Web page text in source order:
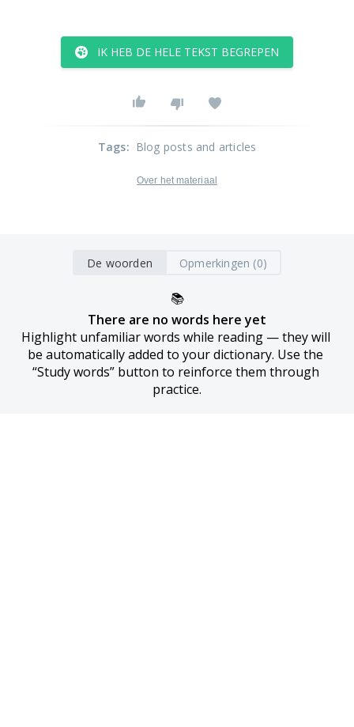
IK HEB DE HELE TEKST BEGREPEN
Tags: Blog posts and articles
Over het materiaal
De woorden Opmerkingen (0)
📚
There are no words here yet
Highlight unfamiliar words while reading — they will
be automatically added to your dictionary. Use the
“Study words” button to reinforce them through
practice.